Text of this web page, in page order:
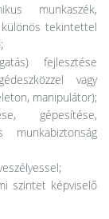
munkaszék,
különös tekintettel
fejlesztése
vagy
manipulátor);
gépesítése,
szintet képviselő